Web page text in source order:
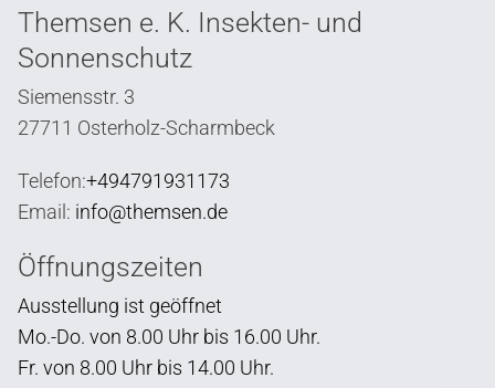
Themsen e. K. Insekten- und
Sonnenschutz
Siemensstr. 3
27711 Osterholz-Scharmbeck
Telefon:+494791931173
Email: info@themsen.de
Öffnungszeiten
Ausstellung ist geöffnet
Mo.-Do. von 8.00 Uhr bis 16.00 Uhr.
Fr. von 8.00 Uhr bis 14.00 Uhr.